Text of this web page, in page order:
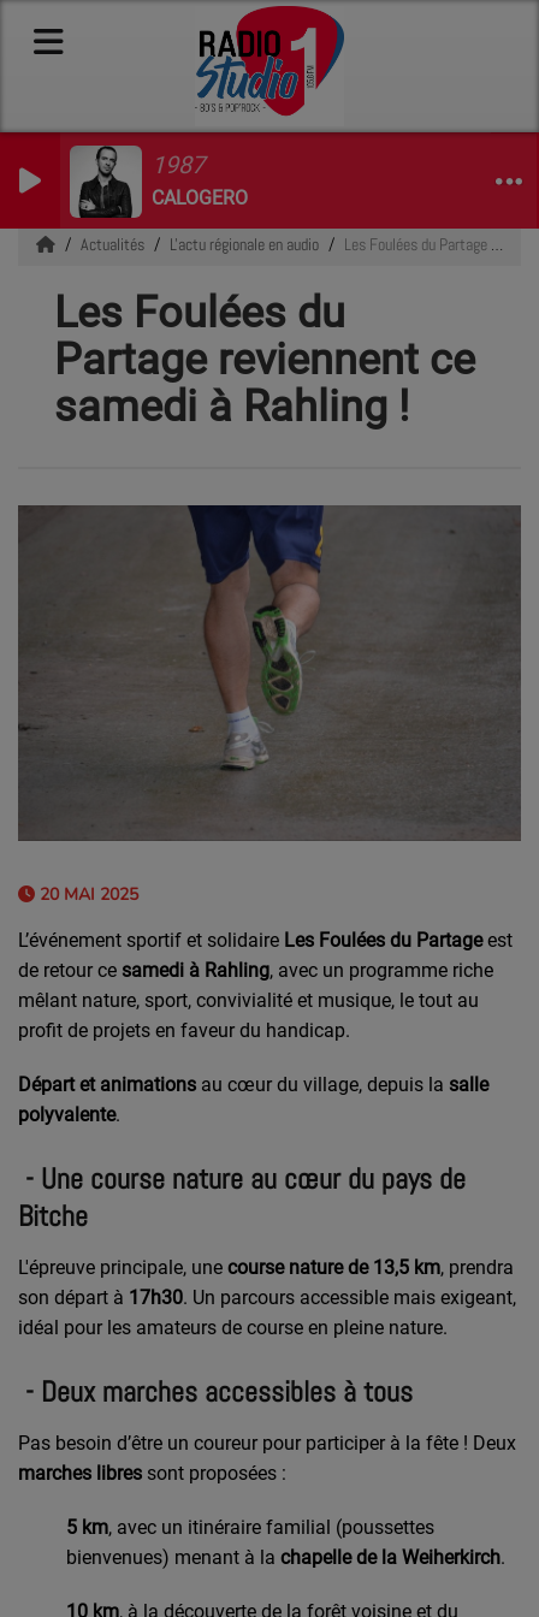
1987
CALOGERO
Actualités L'actu régionale en audio Les Foulées du Partage reviennent ce samedi à Rahling !
Les Foulées du
Partage reviennent ce
samedi à Rahling !
20 MAI 2025
L’événement sportif et solidaire Les Foulées du Partageest
de retour ce samedi à Rahling, avec un programme riche
mêlant nature, sport, convivialité et musique, le tout au
profit de projets en faveur du handicap.
Départ et animations au cœur du village, depuis la salle
polyvalente.
- Une course nature au cœur du pays de
Bitche
L'épreuve principale, une course nature de 13,5 km, prendra
son départ à 17h30. Un parcours accessible mais exigeant,
idéal pour les amateurs de course en pleine nature.
- Deux marches accessibles à tous
Pas besoin d’être un coureur pour participer à la fête ! Deux
marches libres sont proposées :
5 km, avec un itinéraire familial (poussettes
bienvenues) menant à la chapelle de la Weiherkirch.
10 km, à la découverte de la forêt voisine et du